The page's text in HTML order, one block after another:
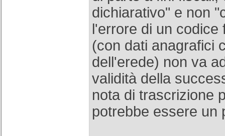
dichiarativo" e non
l'errore di un codice
(con dati anagrafici
dell'erede) non va
validità della
nota di trascrizione
potrebbe essere un